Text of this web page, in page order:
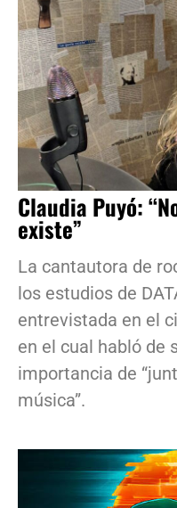
Claudia Puyó:
existe”
La cantautora de
los estudios de
entrevistada en el
en el cual habló de
importancia de
música”.